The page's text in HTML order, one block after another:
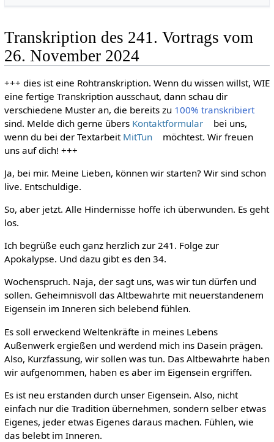
Transkription des 241. Vortrags vom
26. November 2024
+++ dies ist eine Rohtranskription. Wenn du wissen willst, WIE
eine fertige Transkription ausschaut, dann schau dir
verschiedene Muster an, die bereits zu 100% transkribiert
sind. Melde dich gerne übers Kontaktformular
bei uns,
wenn du bei der Textarbeit MitTun
möchtest. Wir freuen
uns auf dich! +++
Ja, bei mir. Meine Lieben, können wir starten? Wir sind schon
live. Entschuldige.
So, aber jetzt. Alle Hindernisse hoffe ich überwunden. Es geht
los.
Ich begrüße euch ganz herzlich zur 241. Folge zur
Apokalypse. Und dazu gibt es den 34.
Wochenspruch. Naja, der sagt uns, was wir tun dürfen und
sollen. Geheimnisvoll das Altbewahrte mit neuerstandenem
Eigensein im Inneren sich belebend fühlen.
Es soll erweckend Weltenkräfte in meines Lebens
Außenwerk ergießen und werdend mich ins Dasein prägen.
Also, Kurzfassung, wir sollen was tun. Das Altbewahrte haben
wir aufgenommen, haben es aber im Eigensein ergriffen.
Es ist neu erstanden durch unser Eigensein. Also, nicht
einfach nur die Tradition übernehmen, sondern selber etwas
Eigenes, jeder etwas Eigenes daraus machen. Fühlen, wie
das belebt im Inneren.